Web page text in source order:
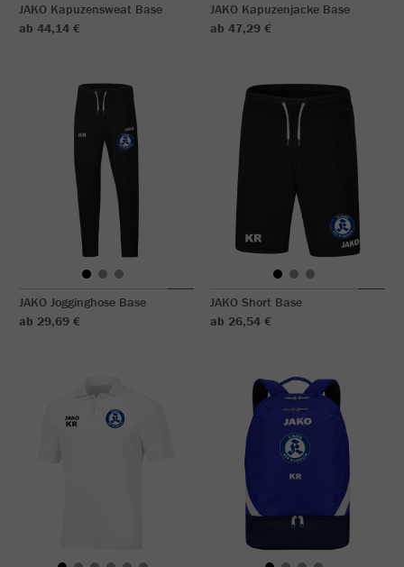
JAKO Kapuzensweat Base
ab 44,14 €
JAKO Kapuzenjacke Base
ab 47,29 €
JAKO Jogginghose Base
ab 29,69 €
JAKO Short Base
ab 26,54 €